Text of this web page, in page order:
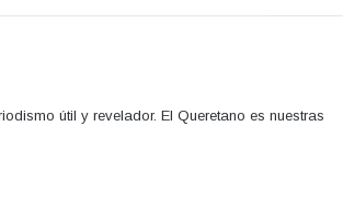
útil y revelador. El Queretano es nuestras